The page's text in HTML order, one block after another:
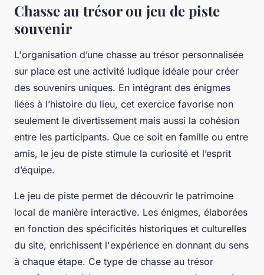
Chasse au trésor ou jeu de piste
souvenir
L'organisation d’une chasse au trésor personnalisée
sur place est une activité ludique idéale pour créer
des souvenirs uniques. En intégrant des énigmes
liées à l’histoire du lieu, cet exercice favorise non
seulement le divertissement mais aussi la cohésion
entre les participants. Que ce soit en famille ou entre
amis, le jeu de piste stimule la curiosité et l’esprit
d’équipe.
Le jeu de piste permet de découvrir le patrimoine
local de manière interactive. Les énigmes, élaborées
en fonction des spécificités historiques et culturelles
du site, enrichissent l'expérience en donnant du sens
à chaque étape. Ce type de chasse au trésor